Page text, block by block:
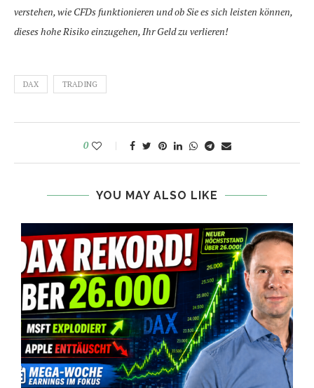
verstehen, wie CFDs funktionieren und ob Sie es sich leisten können,
dieses hohe Risiko einzugehen, Ihr Geld zu verlieren!
DAX TRADING
0
YOU MAY ALSO LIKE